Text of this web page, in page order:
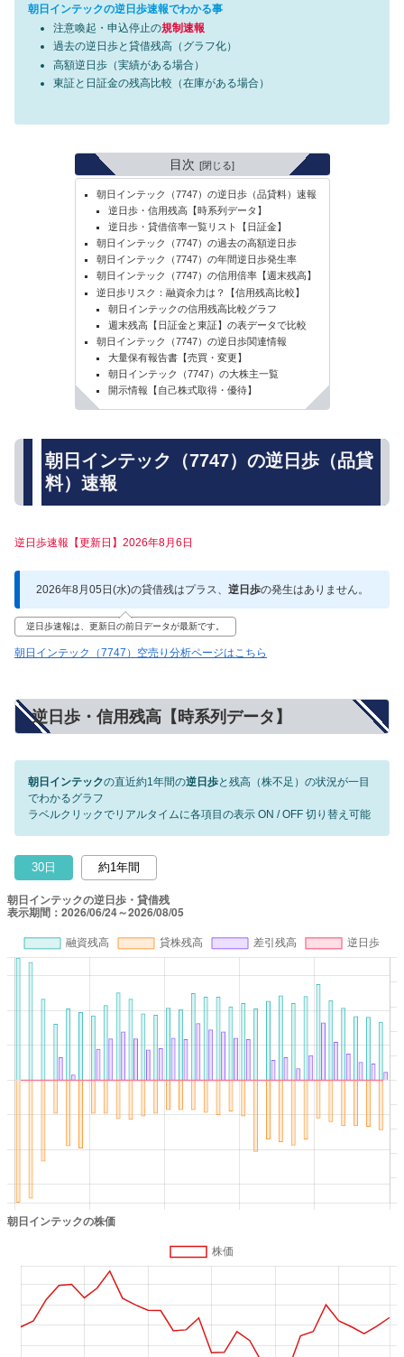
朝日インテックの逆日歩速報でわかる事
注意喚起・申込停止の規制速報
過去の逆日歩と貸借残高（グラフ化）
高額逆日歩（実績がある場合）
東証と日証金の残高比較（在庫がある場合）
目次
朝日インテック（7747）の逆日歩（品貸料）速報
逆日歩・信用残高【時系列データ】
逆日歩・貸借倍率一覧リスト【日証金】
朝日インテック（7747）の過去の高額逆日歩
朝日インテック（7747）の年間逆日歩発生率
朝日インテック（7747）の信用倍率【週末残高】
逆日歩リスク：融資余力は？【信用残高比較】
朝日インテックの信用残高比較グラフ
週末残高【日証金と東証】の表データで比較
朝日インテック（7747）の逆日歩関連情報
大量保有報告書【売買・変更】
朝日インテック（7747）の大株主一覧
開示情報【自己株式取得・優待】
朝日インテック（7747）の逆日歩（品貸
料）速報
逆日歩速報【更新日】2026年8月6日
2026年8月05日(水)の貸借残はプラス、 逆日歩の発生はありません。
逆日歩速報は、更新日の前日データが最新です。
朝日インテック（7747）空売り分析ページはこちら
逆日歩・信用残高【時系列データ】
朝日インテックの直近約1年間の逆日歩と残高（株不足）の状況が一目
でわかるグラフ
ラベルクリックでリアルタイムに各項目の表示 ON / OFF 切り替え可能
30日 約1年間